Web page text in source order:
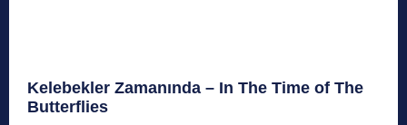
Kelebekler Zamanında – In The Time of The
Butterflies